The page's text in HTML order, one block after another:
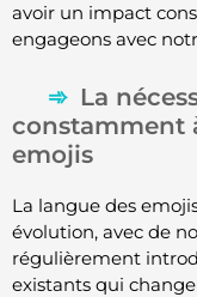
avoir un impact
engageons avec
La
constamment
emojis
La langue des
évolution, avec de
régulièrement
existants qui